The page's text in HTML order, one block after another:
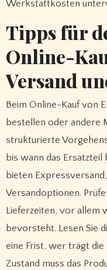
Werkstattkosten
Tipps für
Online-
Versand
Beim Online-Kauf von
bestellen oder andere
strukturierte
bis wann das
bieten
Versandoptionen.
Lieferzeiten, vor allem
bevorsteht. Lesen Sie
eine Frist, wer trägt die
Zustand muss das